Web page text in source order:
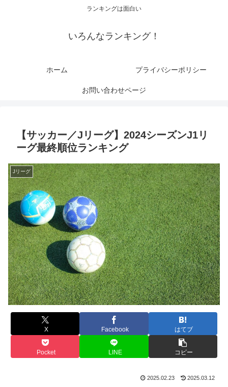
ランキングは面白い
いろんなランキング！
ホーム プライバシーポリシー
お問い合わせページ
【サッカー／Jリーグ】2024シーズンJ1リ
ーグ最終順位ランキング
Jリーグ
X Facebook はてブ
Pocket LINE コピー
2025.02.23 2025.03.12